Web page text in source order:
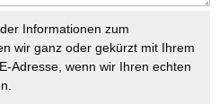
Informationen zum
wir ganz oder gekürzt mit Ihrem
Adresse, wenn wir Ihren echten